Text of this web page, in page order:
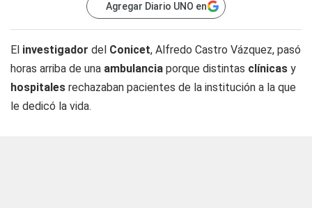
Agregar Diario UNO en
El investigador del Conicet, Alfredo Castro Vázquez, pasó
horas arriba de una ambulancia porque distintas clínicas y
hospitales rechazaban pacientes de la institución a la que
le dedicó la vida.